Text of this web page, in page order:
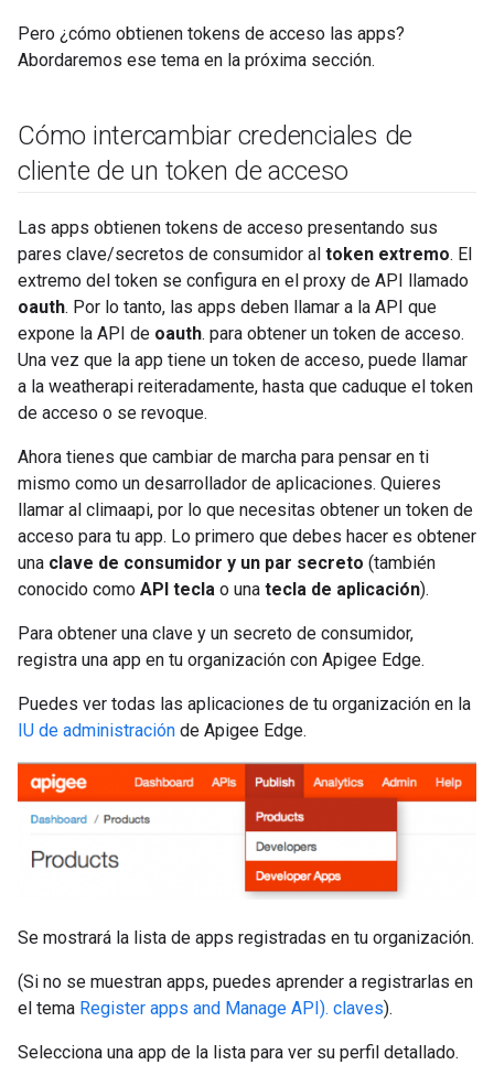
Pero ¿cómo obtienen tokens de acceso las apps?
Abordaremos ese tema en la próxima sección.
Cómo intercambiar credenciales de
cliente de un token de acceso
Las apps obtienen tokens de acceso presentando sus
pares clave/secretos de consumidor al token extremo. El
extremo del token se configura en el proxy de API llamado
oauth. Por lo tanto, las apps deben llamar a la API que
expone la API de oauth. para obtener un token de acceso.
Una vez que la app tiene un token de acceso, puede llamar
a la weatherapi reiteradamente, hasta que caduque el token
de acceso o se revoque.
Ahora tienes que cambiar de marcha para pensar en ti
mismo como un desarrollador de aplicaciones. Quieres
llamar al climaapi, por lo que necesitas obtener un token de
acceso para tu app. Lo primero que debes hacer es obtener
una clave de consumidor y un par secreto (también
conocido como API tecla o una tecla de aplicación).
Para obtener una clave y un secreto de consumidor,
registra una app en tu organización con Apigee Edge.
Puedes ver todas las aplicaciones de tu organización en la
IU de administración de Apigee Edge.
Se mostrará la lista de apps registradas en tu organización.
(Si no se muestran apps, puedes aprender a registrarlas en
el tema Register apps and Manage API). claves).
Selecciona una app de la lista para ver su perfil detallado.